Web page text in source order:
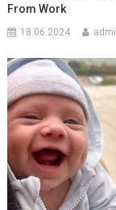
From Work
18.06.2024